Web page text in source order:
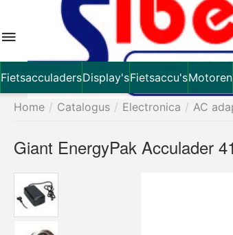
FietsacculadersDisplay'sFietsaccu'sMotoren
Home / Catalogus / Electronica / AC
Giant EnergyPak Acculader